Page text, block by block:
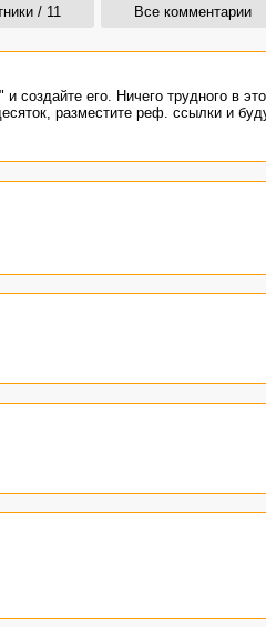
/ 11 Все комментарии
создайте его. Ничего трудного в
разместите реф. ссылки и